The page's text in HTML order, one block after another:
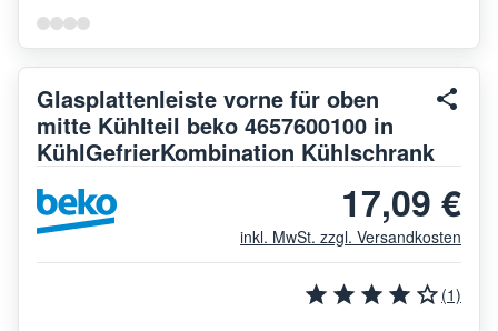
Glasplattenleiste vorne für oben
mitte Kühlteil beko 4657600100 in
KühlGefrierKombination Kühlschrank
17,09 €
inkl. MwSt. zzgl. Versandkosten
(1)